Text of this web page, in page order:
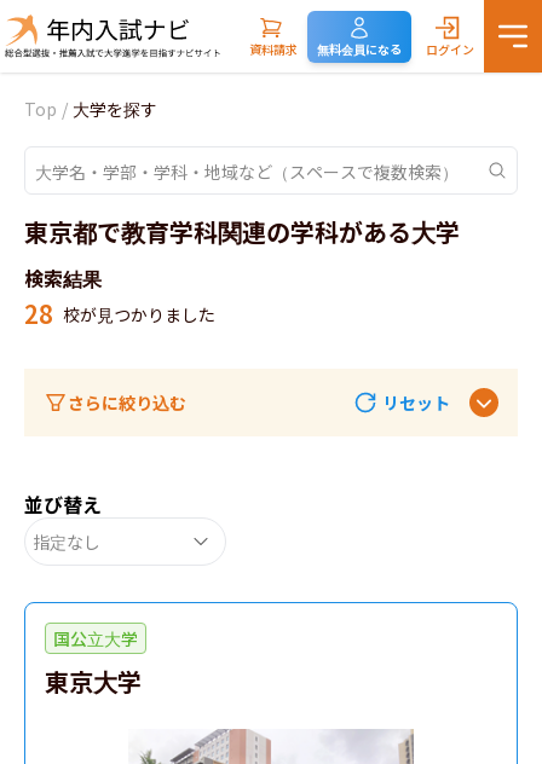
資料請求 無料会員になる ログイン
Top / 大学を探す
東京都で教育学科関連の学科がある大学
検索結果
28 校が見つかりました
さらに絞り込む リセット
並び替え
指定なし
国公立大学
東京大学